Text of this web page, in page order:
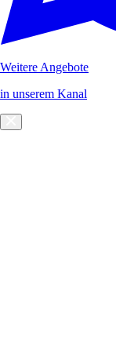
Weitere Angebote
in unserem Kanal